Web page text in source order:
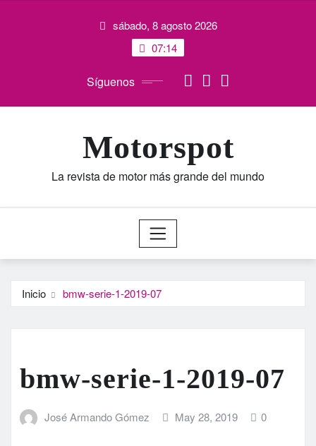
sábado, 8 agosto 2026
07:14
Síguenos
Motorspot
La revista de motor más grande del mundo
Inicio bmw-serie-1-2019-07
bmw-serie-1-2019-07
José Armando Gómez May 28, 2019 0